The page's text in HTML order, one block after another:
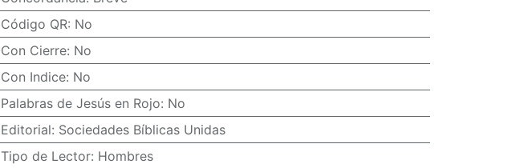
Código QR: No
Con Cierre: No
Con Indice: No
Palabras de Jesús en Rojo: No
Editorial: Sociedades Bíblicas Unidas
Tipo de Lector: Hombres